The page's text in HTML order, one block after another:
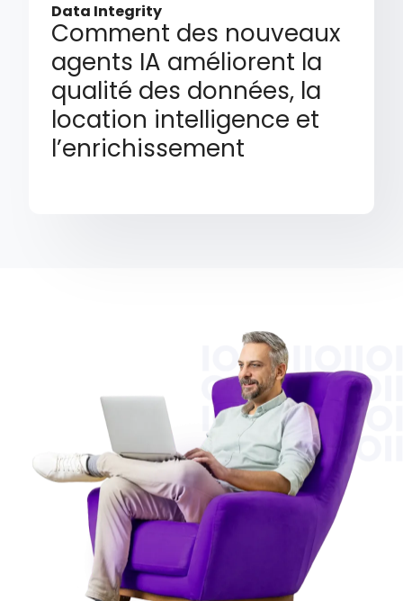
Data Integrity
Comment des nouveaux
agents IA améliorent la
qualité des données, la
location intelligence et
l’enrichissement